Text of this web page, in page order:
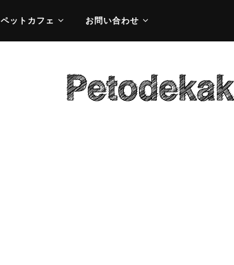
ペットカフェ お問い合わせ